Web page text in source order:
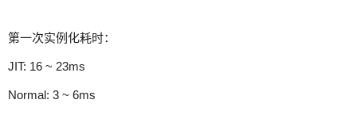
第一次实例化耗时：
JIT: 16 ~ 23ms
Normal: 3 ~ 6ms